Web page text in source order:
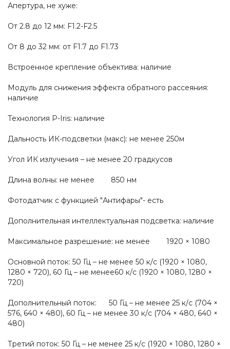
Апертура, не хуже:
От 2.8 до 12 мм: F1.2-F2.5
От 8 до 32 мм: от F1.7 до F1.73
Встроенное крепление объектива: наличие
Модуль для снижения эффекта обратного рассеяния:
наличие
Технология P-Iris: наличие
Дальность ИК-подсветки (макс): не менее 250м
Угол ИК излучения – не менее 20 градкусов
Длина волны: не менее 850 нм
Фотодатчик с функцией "Антифары"- есть
Дополнительная интеллектуальная подсветка: наличие
Максимальное разрешение: не менее 1920 × 1080
Основной поток: 50 Гц – не менее 50 к/с (1920 × 1080,
1280 × 720), 60 Гц – не менее60 к/с (1920 × 1080, 1280 ×
720)
Дополнительный поток: 50 Гц – не менее 25 к/с (704 ×
576, 640 × 480), 60 Гц – не менее 30 к/с (704 × 480, 640 ×
480)
Третий поток: 50 Гц – не менее 25 к/с (1920 × 1080, 1280 ×